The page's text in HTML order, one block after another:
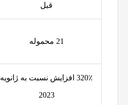
قبل
21 محموله
320٪ افزایش نسبت به ژانویه
2023